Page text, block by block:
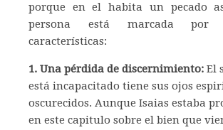
porque en el habita un pecado
persona está marcada por
características:
1. Una pérdida de discernimiento: El
está incapacitado tiene sus ojos
oscurecidos. Aunque Isaias estaba
en este capitulo sobre el bien que